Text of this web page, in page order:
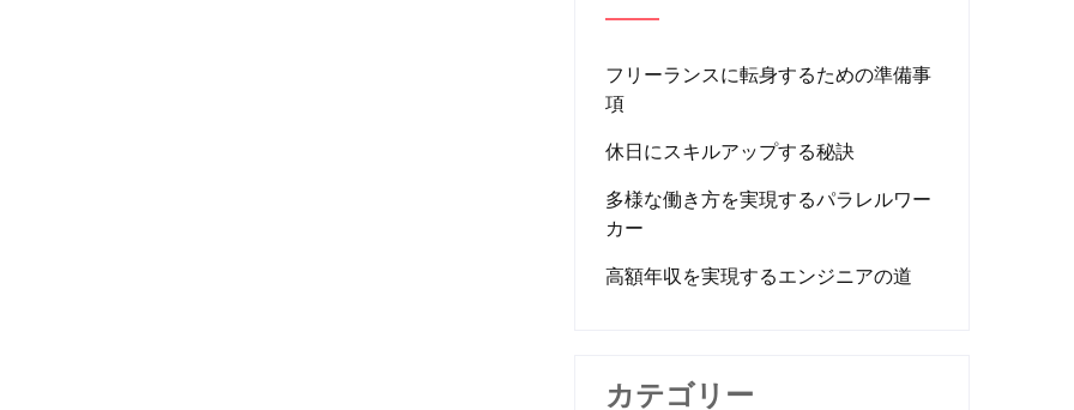
フリーランスに転身するための準備事
項
休日にスキルアップする秘訣
多様な働き方を実現するパラレルワー
カー
高額年収を実現するエンジニアの道
カテゴリー